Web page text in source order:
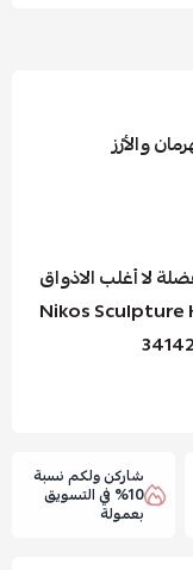
والأرْز
Nikos
شاركن ولكم نسبة
10% في التسويق
بعمولة